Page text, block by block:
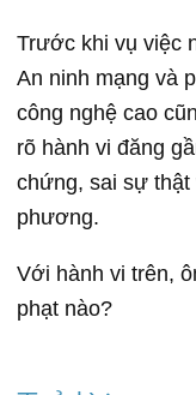
Trước khi vụ việc
An ninh mạng và
công nghệ cao
rõ hành vi đăng
chứng, sai sự thật
phương.
Với hành vi trên,
phạt nào?